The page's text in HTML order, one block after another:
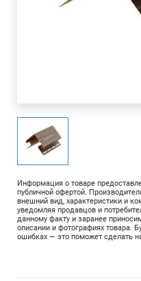
Информация о товаре
публичной офертой.
внешний вид, характеристики и
уведомляя продавцов и
данному факту и заранее
описании и фотографиях товара.
ошибках — это поможет сделать